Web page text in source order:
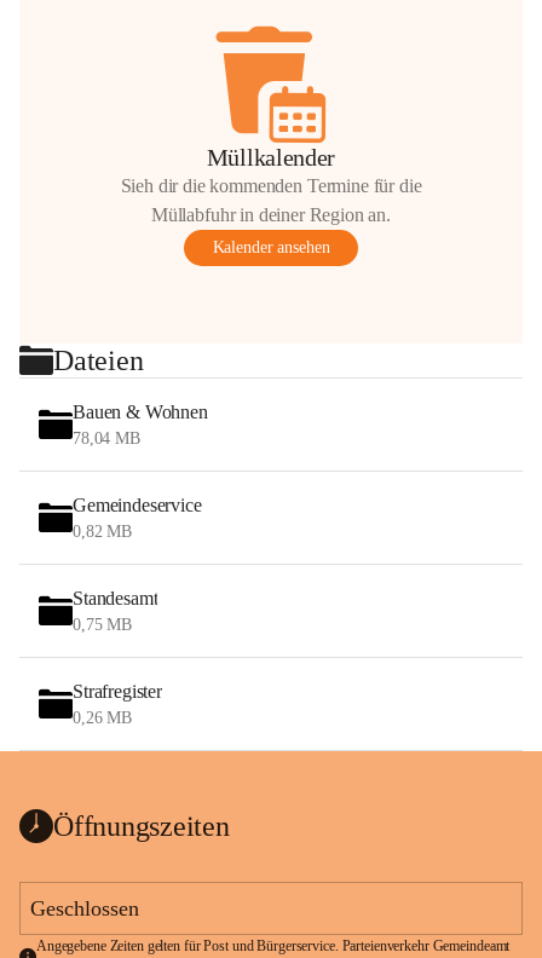
Müllkalender
Sieh dir die kommenden Termine für die
Müllabfuhr in deiner Region an.
Kalender ansehen
Dateien
Bauen & Wohnen
78,04 MB
Gemeindeservice
0,82 MB
Standesamt
0,75 MB
Strafregister
0,26 MB
Öffnungszeiten
Geschlossen
Angegebene Zeiten gelten für Post und Bürgerservice. Parteienverkehr Gemeindeamt